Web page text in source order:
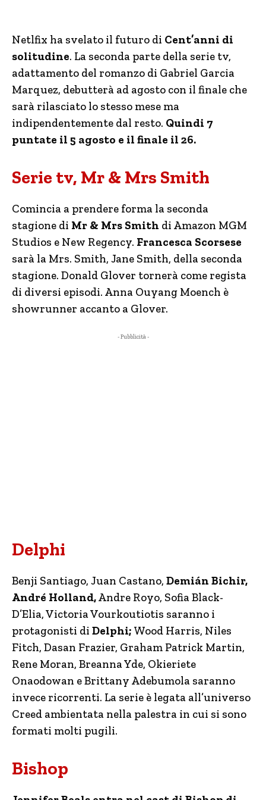
Netlfix ha svelato il futuro di Cent’anni di
solitudine. La seconda parte della serie tv,
adattamento del romanzo di Gabriel Garcia
Marquez, debutterà ad agosto con il finale che
sarà rilasciato lo stesso mese ma
indipendentemente dal resto. Quindi 7
puntate il 5 agosto e il finale il 26.
Serie tv, Mr & Mrs Smith
Comincia a prendere forma la seconda
stagione di Mr & Mrs Smith di Amazon MGM
Studios e New Regency. Francesca Scorsese
sarà la Mrs. Smith, Jane Smith, della seconda
stagione. Donald Glover tornerà come regista
di diversi episodi. Anna Ouyang Moench è
showrunner accanto a Glover.
- Pubblicità -
Delphi
Benji Santiago, Juan Castano, Demián Bichir,
André Holland,Andre Royo, Sofia Black-
D’Elia, Victoria Vourkoutiotis saranno i
protagonisti di Delphi; Wood Harris, Niles
Fitch, Dasan Frazier, Graham Patrick Martin,
Rene Moran, Breanna Yde, Okieriete
Onaodowan e Brittany Adebumola saranno
invece ricorrenti. La serie è legata all’universo
Creed ambientata nella palestra in cui si sono
formati molti pugili.
Bishop